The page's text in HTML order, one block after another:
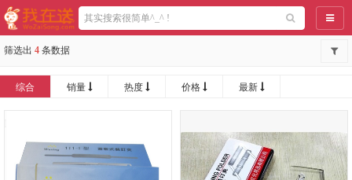
导航
筛选出 4 条数据
综合 销量 热度 价格 最新